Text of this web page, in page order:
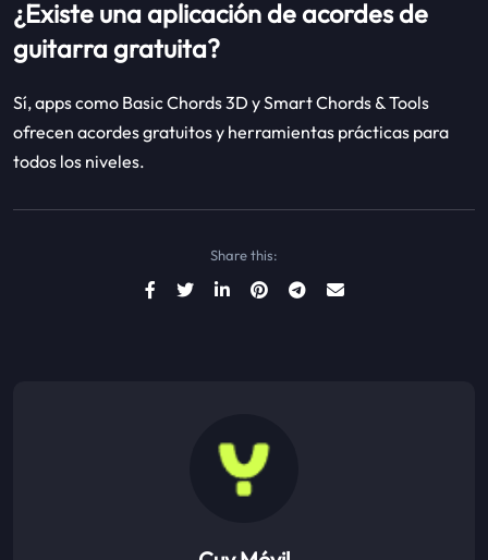
¿Existe una aplicación de acordes de
guitarra gratuita?
Sí, apps como Basic Chords 3D y Smart Chords & Tools
ofrecen acordes gratuitos y herramientas prácticas para
todos los niveles.
Share this: